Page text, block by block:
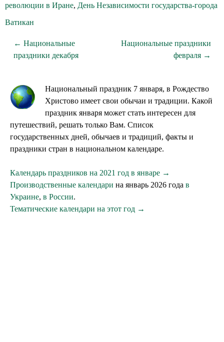
революции в Иране, День Независимости государства-города
Ватикан
← Национальные
праздники декабря
Национальные праздники
февраля →
Национальный праздник 7 января, в Рождество
Христово имеет свои обычаи и традиции. Какой
праздник января может стать интересен для
путешествий, решать только Вам. Список
государственных дней, обычаев и традиций, факты и
праздники стран в национальном календаре.
Календарь праздников на 2021 год в январе →
Производственные календари на январь 2026 года в
Украине, в России.
Тематические календари на этот год →